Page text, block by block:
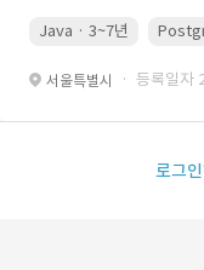
Java · 3~7년
서울특별시 · 등록일자
로그인